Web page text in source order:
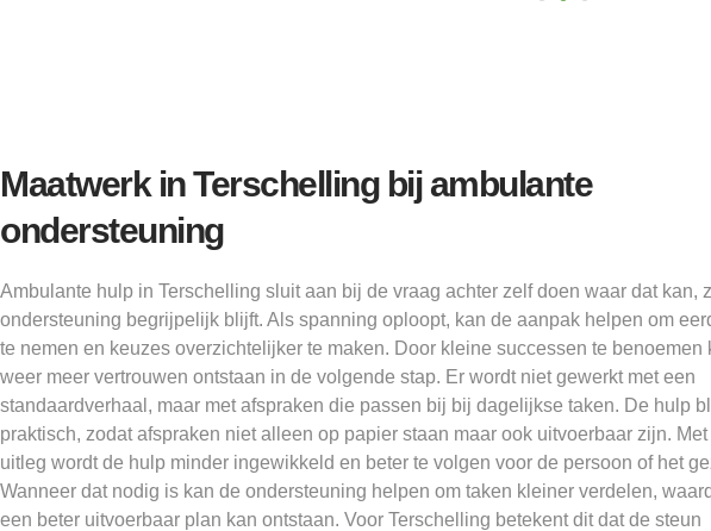
Maatwerk in Terschelling bij ambulante
ondersteuning
Ambulante hulp in Terschelling sluit aan bij de vraag achter zelf doen waar dat kan,
ondersteuning begrijpelijk blijft. Als spanning oploopt, kan de aanpak helpen om
te nemen en keuzes overzichtelijker te maken. Door kleine successen te benoemen
weer meer vertrouwen ontstaan in de volgende stap. Er wordt niet gewerkt met een
standaardverhaal, maar met afspraken die passen bij bij dagelijkse taken. De hulp
praktisch, zodat afspraken niet alleen op papier staan maar ook uitvoerbaar zijn.
uitleg wordt de hulp minder ingewikkeld en beter te volgen voor de persoon of het
Wanneer dat nodig is kan de ondersteuning helpen om taken kleiner verdelen,
een beter uitvoerbaar plan kan ontstaan. Voor Terschelling betekent dit dat de steun